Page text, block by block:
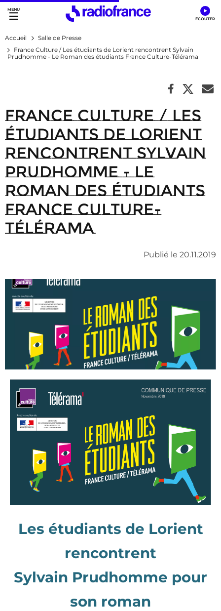
Accès direct :
Menu principal
Contenu
Accueil
Salle de Presse
France Culture / Les étudiants de Lorient rencontrent Sylvain
Prudhomme - Le Roman des étudiants France Culture-Télérama
France Culture / Les
étudiants de Lorient
rencontrent Sylvain
Prudhomme - Le
Roman des étudiants
France Culture-
Télérama
Publié le 20.11.2019
Les étudiants de Lorient
rencontrent
Sylvain Prudhomme pour
son roman